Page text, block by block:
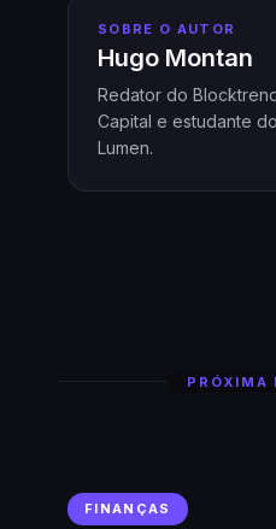
SOBRE O AUTOR
Hugo Montan
Redator do
Capital e estudante
Lumen.
PRÓXIMA
FINANÇAS